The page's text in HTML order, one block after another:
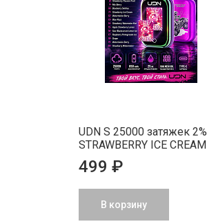
UDN S 25000 затяжек 2%
STRAWBERRY ICE CREAM
499 ₽
В корзину